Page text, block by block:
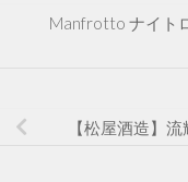
Manfrotto ナイト
【松屋酒造】